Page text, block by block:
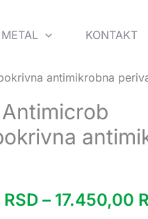
KONTAKT
antimikrobna
RSD – 17.450,00